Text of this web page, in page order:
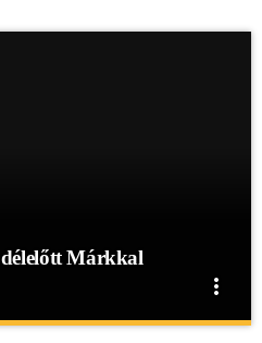
délelőtt Márkkal
more_vert